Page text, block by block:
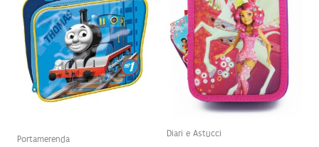
Portamerenda
Diari e Astucci